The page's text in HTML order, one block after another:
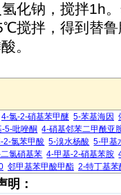
化钠，搅拌1h
搅拌，得到替
。
4-氯-2-硝基苯甲醚 5-苯基海因
5-吡唑酮 4-硝基邻苯二甲酰亚
2-氯苯甲酸 5-溴水杨酸 5-甲基
氯硝基苯 4-甲基-2-硝基苯胺
邻甲基苯甲酸甲酯 2-特丁基苯
：